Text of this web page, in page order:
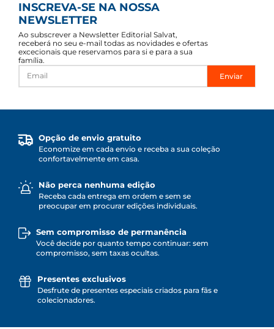
INSCREVA-SE NA NOSSA
NEWSLETTER
Ao subscrever a Newsletter Editorial Salvat,
receberá no seu e-mail todas as novidades e ofertas
excecionais que reservamos para si e para a sua
família.
Enviar
Opção de envio gratuito
Economize em cada envio e receba a sua coleção
confortavelmente em casa.
Não perca nenhuma edição
Receba cada entrega em ordem e sem se
preocupar em procurar edições individuais.
Sem compromisso de permanência
Você decide por quanto tempo continuar: sem
compromisso, sem taxas ocultas.
Presentes exclusivos
Desfrute de presentes especiais criados para fãs e
colecionadores.